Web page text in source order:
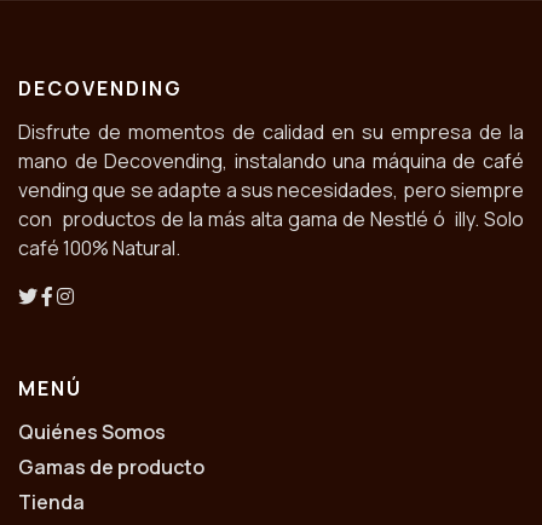
DECOVENDING
Disfrute de momentos de calidad en su empresa de la
mano de Decovending, instalando una máquina de café
vending que se adapte a sus necesidades, pero siempre
con productos de la más alta gama de Nestlé ó illy. Solo
café 100% Natural.
MENÚ
Quiénes Somos
Gamas de producto
Tienda